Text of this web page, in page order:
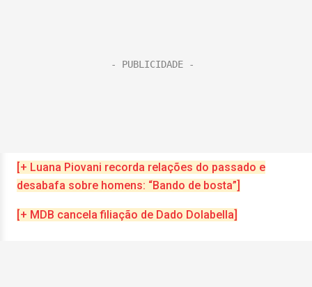
[+ Luana Piovani recorda relações do passado e
desabafa sobre homens: “Bando de bosta”]
[+ MDB cancela filiação de Dado Dolabella]